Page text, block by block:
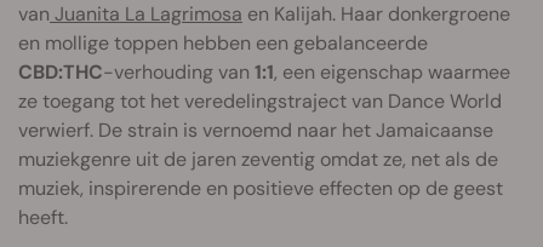
van Juanita La Lagrimosa en Kalijah. Haar donkergroene
en mollige toppen hebben een gebalanceerde
CBD:THC-verhouding van 1:1, een eigenschap waarmee
ze toegang tot het veredelingstraject van Dance World
verwierf. De strain is vernoemd naar het Jamaicaanse
muziekgenre uit de jaren zeventig omdat ze, net als de
muziek, inspirerende en positieve effecten op de geest
heeft.